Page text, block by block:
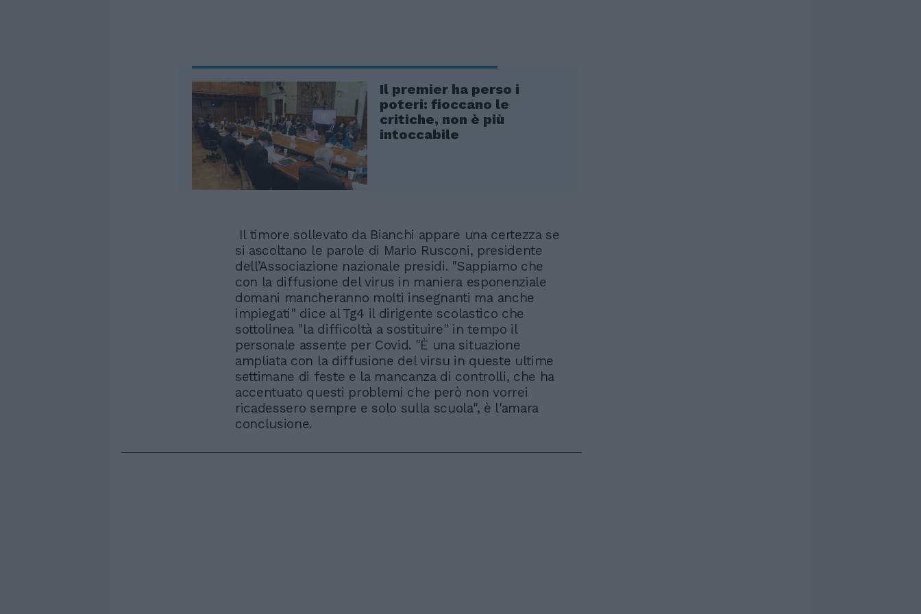
Il premier ha perso i
poteri: fioccano le
critiche, non è più
intoccabile
Il timore sollevato da Bianchi appare una certezza se
si ascoltano le parole di Mario Rusconi, presidente
dell’Associazione nazionale presidi. "Sappiamo che
con la diffusione del virus in maniera esponenziale
domani mancheranno molti insegnanti ma anche
impiegati" dice al Tg4 il dirigente scolastico che
sottolinea "la difficoltà a sostituire" in tempo il
personale assente per Covid. "È una situazione
ampliata con la diffusione del virsu in queste ultime
settimane di feste e la mancanza di controlli, che ha
accentuato questi problemi che però non vorrei
ricadessero sempre e solo sulla scuola", è l'amara
conclusione.